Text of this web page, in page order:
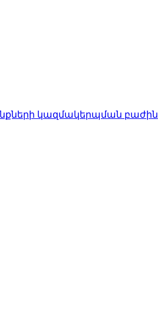
կազմակերպման բաժին